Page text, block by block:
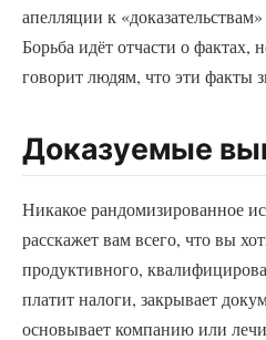
апелляции к
Борьба идёт отчасти о фактах,
говорит людям, что эти факты
Доказуемые
Никакое рандомизированное
расскажет вам всего, что вы
продуктивного,
платит налоги, закрывает
основывает компанию или